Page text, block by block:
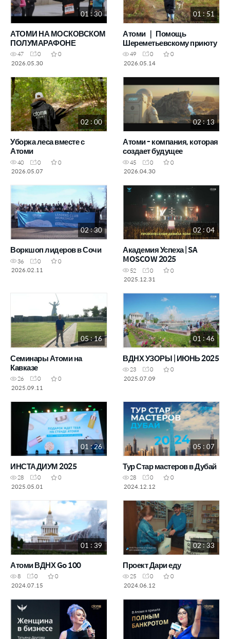
01 : 30
АТОМИ НА МОСКОВСКОМ
ПОЛУМАРАФОНЕ
47 0
0
2026.05.30
01 : 51
Атоми ｜ Помощь
Шереметьевскому приюту
49 0
0
2026.05.14
02 : 00
Уборка леса вместе с
Атоми
40 0
0
2026.05.07
02 : 13
Атоми - компания, которая
создает будущее
45 0
0
2026.04.30
02 : 30
Воркшоп лидеров в Сочи
36 0
0
2026.02.11
02 : 04
Академия Успеха | SA
MOSCOW 2025
52 0
0
2025.12.31
05 : 16
Семинары Атоми на
Кавказе
26 0
0
2025.09.11
01 : 46
ВДНХ УЗОРЫ | ИЮНЬ 2025
23 0
0
2025.07.09
01 : 26
ИНСТАДИУМ 2025
28 0
0
2025.05.01
05 : 07
Тур Стар мастеров в Дубай
28 0
0
2024.12.12
01 : 39
Атоми ВДНХ Go 100
8 0
0
2024.07.15
02 : 33
Проект Дари еду
25 0
0
2024.06.12